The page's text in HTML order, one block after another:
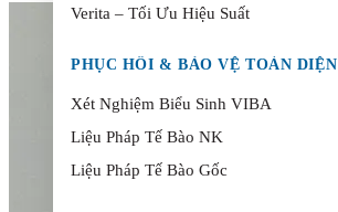
Verita – Tối Ưu Hiệu Suất
PHỤC HỒI & BẢO VỆ TOÀN DIỆN
Xét Nghiệm Biểu Sinh VIBA
Liệu Pháp Tế Bào NK
Liệu Pháp Tế Bào Gốc